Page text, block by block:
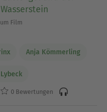
Film
Anja Kömmerling
0 Bewertungen